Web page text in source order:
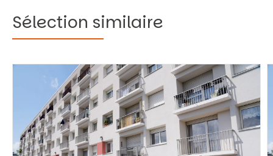
Sélection similaire